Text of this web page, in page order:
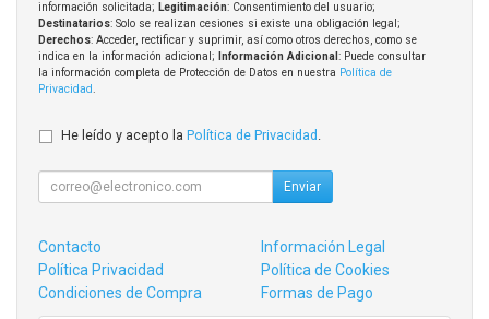
información solicitada; Legitimación: Consentimiento del usuario;
Destinatarios: Solo se realizan cesiones si existe una obligación legal;
Derechos: Acceder, rectificar y suprimir, así como otros derechos, como se
indica en la información adicional;
Información Adicional : Puede consultar
la información completa de Protección de Datos en nuestra Política de
Privacidad
He leído y acepto la Política de Privacidad .
Enviar
Contacto
Información Legal
Política Privacidad
Política de Cookies
Condiciones de Compra
Formas de Pago